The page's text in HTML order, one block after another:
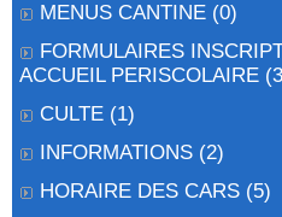
MENUS CANTINE (0)
FORMULAIRES
ACCUEIL PERISCOLAIRE
CULTE (1)
INFORMATIONS (2)
HORAIRE DES CARS (5)